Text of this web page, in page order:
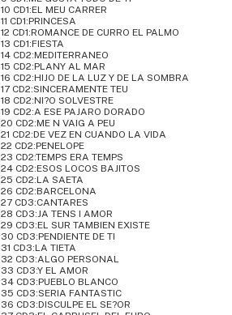
10 CD1:EL MEU CARRER
11 CD1:PRINCESA
12 CD1:ROMANCE DE CURRO EL PALMO
13 CD1:FIESTA
14 CD2:MEDITERRANEO
15 CD2:PLANY AL MAR
16 CD2:HIJO DE LA LUZ Y DE LA SOMBRA
17 CD2:SINCERAMENTE TEU
18 CD2:NI?O SOLVESTRE
19 CD2:A ESE PAJARO DORADO
20 CD2:ME N VAIG A PEU
21 CD2:DE VEZ EN CUANDO LA VIDA
22 CD2:PENELOPE
23 CD2:TEMPS ERA TEMPS
24 CD2:ESOS LOCOS BAJITOS
25 CD2:LA SAETA
26 CD2:BARCELONA
27 CD3:CANTARES
28 CD3:JA TENS I AMOR
29 CD3:EL SUR TAMBIEN EXISTE
30 CD3:PENDIENTE DE TI
31 CD3:LA TIETA
32 CD3:ALGO PERSONAL
33 CD3:Y EL AMOR
34 CD3:PUEBLO BLANCO
35 CD3:SERIA FANTASTIC
36 CD3:DISCULPE EL SE?OR